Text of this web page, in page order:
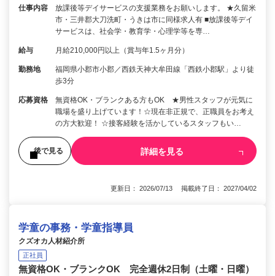
仕事内容
放課後等デイサービスの支援業務をお願いします。 ★久留米
市・三井郡大刀洗町・うきは市に同様求人有 ■放課後等デイ
サービスは、社会学・教育学・心理学等を専…
給与 月給210,000円以上（賞与年1.5ヶ月分）
勤務地
福岡県小郡市小郡／西鉄天神大牟田線「西鉄小郡駅」より徒
歩3分
応募資格
無資格OK・ブランクある方もOK ★男性スタッフが元気に
職場を盛り上げています！☆現在非正規で、正職員をお考え
の方大歓迎！ ☆接客経験を活かしているスタッフもい…
後で見る 詳細を見る
更新日： 2026/07/13 掲載終了日： 2027/04/02
学童の事務・学童指導員
クズオカ人材紹介所
正社員
無資格OK・ブランクOK 完全週休2日制（土曜・日曜）